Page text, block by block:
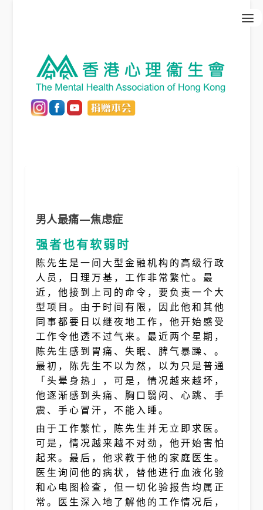
男人最痛—焦虑症
强者也有软弱时
陈先生是一间大型金融机构的高级行政
人员，日理万基，工作非常繁忙。最
近，他接到上司的命令，要负责一个大
型项目。由于时间有限，因此他和其他
同事都要日以继夜地工作，他开始感受
工作令他透不过气来。最近两个星期，
陈先生感到胃痛、失眠、脾气暴躁、。
最初，陈先生不以为然，以为只是普通
「头晕身热」，可是，情况越来越坏，
他逐渐感到头痛、胸口翳闷、心跳、手
震、手心冒汗，不能入睡。
由于工作繁忙，陈先生并无立即求医。
可是，情况越来越不对劲，他开始害怕
起来。最后，他求教于他的家庭医生。
医生询问他的病状，替他进行血液化验
和心电图检查，但一切化验报告均属正
常。医生深入地了解他的工作情况后，